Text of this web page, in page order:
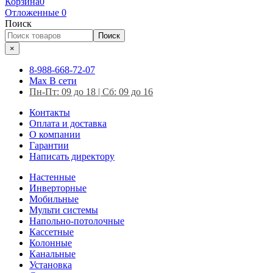
Отложенные 0
Поиск
Поиск
×
8-988-668-72-07
Max В сети
Пн-Пт: 09 до 18 | Сб: 09 до 16
Контакты
Оплата и доставка
О компании
Гарантии
Написать директору
Настенные
Инверторные
Мобильные
Мульти системы
Напольно-потолочные
Кассетные
Колонные
Канальные
Установка